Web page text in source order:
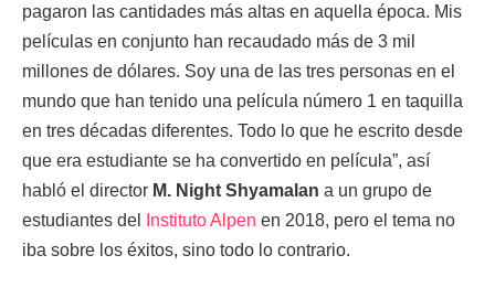
pagaron las cantidades más altas en aquella época. Mis
películas en conjunto han recaudado más de 3 mil
millones de dólares. Soy una de las tres personas en el
mundo que han tenido una película número 1 en taquilla
en tres décadas diferentes. Todo lo que he escrito desde
que era estudiante se ha convertido en película”, así
habló el director M. Night Shyamalan a un grupo de
estudiantes del
Instituto Alpen en 2018, pero el tema no
iba sobre los éxitos, sino todo lo contrario.